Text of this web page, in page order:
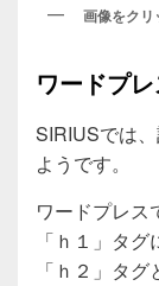
画像をクリ
ワードプ
SIRIUSでは
ようです。
ワードプレス
「ｈ１」タ
「ｈ２」タ